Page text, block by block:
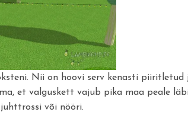
Nii on hoovi serv kenasti piiritletud
et valguskett vajub pika maa peale
või nööri.